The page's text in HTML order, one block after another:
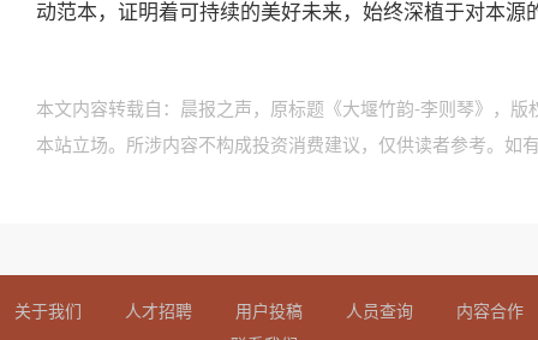
动范本，证明着可持续的美好未来，始终深植于对本源
本文内容转载自：晨报之声，原标题《大堰竹韵-李则琴》，
本站立场。所涉内容不构成投资消费建议，仅供读者参考。如
关于我们 人才招聘 用户投稿 人员查询
内容合作